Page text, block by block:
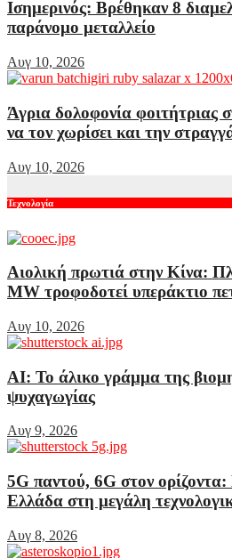
Ισημερινός: Βρέθηκαν 8
παράνομο μεταλλείο
Αυγ 10, 2026
Άγρια δολοφονία φοιτήτριας
να τον χωρίσει και την
Αυγ 10, 2026
Τεχνολογία
Αιολική πρωτιά στην Κίνα:
MW τροφοδοτεί υπεράκτιο
Αυγ 10, 2026
AI: Το άλικο γράμμα της
ψυχαγωγίας
Αυγ 9, 2026
5G παντού, 6G στον
Ελλάδα στη μεγάλη
Αυγ 8, 2026